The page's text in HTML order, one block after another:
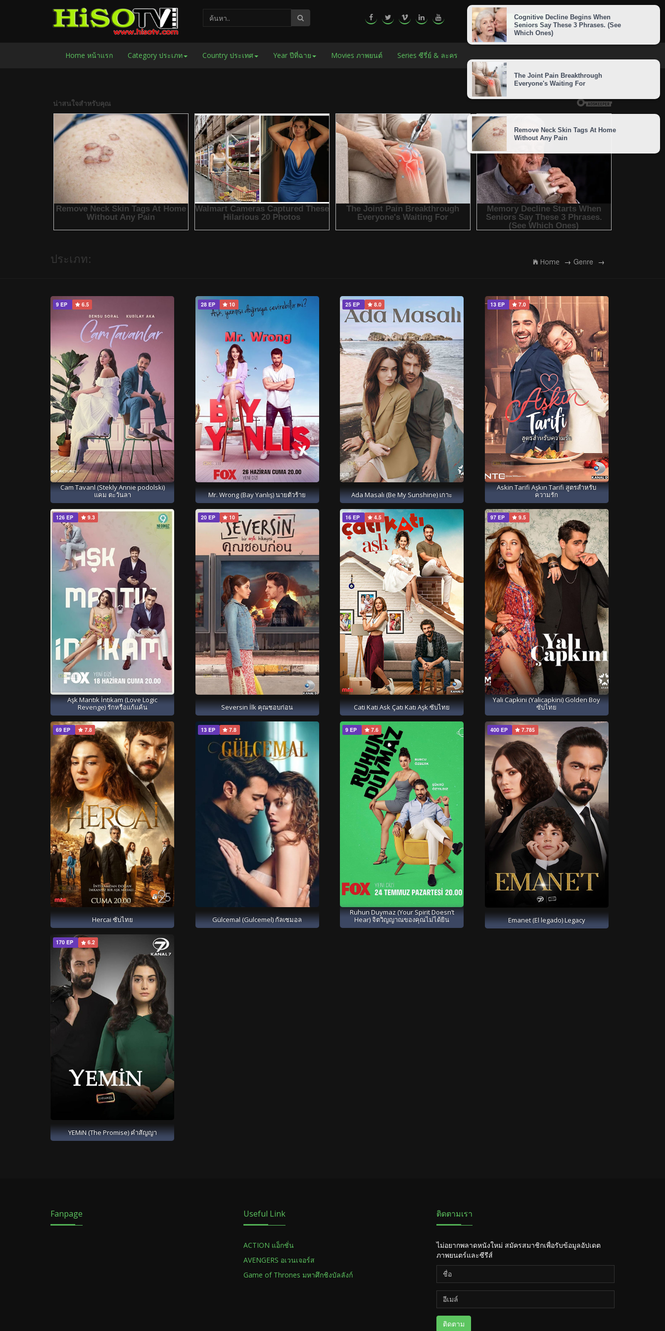
LOGIN SIGNUP
Home หน้าแรก Category ประเภท Country ประเทศ Year ปีที่ฉาย Movies ภาพยนต์ Series ซีรี่ย์ & ละคร
ประเภท: Home Genre
9 EP 6.5
Cam Tavanl (Stekly Annie podolski)
แคม ตะวันลา
28 EP 10
Mr. Wrong (Bay Yanlış) นายตัวร้าย
25 EP 8.0
Ada Masalı (Be My Sunshine) เกาะ
13 EP 7.0
Askin Tarifi Aşkın Tarifi สูตรสำหรับ
ความรัก
126 EP 9.3
Aşk Mantık İntikam (Love Logic
Revenge) รักหรือแก้แค้น
20 EP 10
Seversin İlk คุณชอบก่อน
16 EP 4.5
Cati Kati Ask Çatı Katı Aşk ซับไทย
97 EP 9.5
Yali Capkini (Yalicapkini) Golden Boy
ซับไทย
69 EP 7.8
Hercai ซับไทย
13 EP 7.8
Gülcemal (Gulcemel) กัลเซมอล
9 EP 7.6
Ruhun Duymaz (Your Spirit Doesn’t
Hear) จิตวิญญาณของคุณไม่ได้ยิน
400 EP 7.785
Emanet (El legado) Legacy
170 EP 6.2
YEMiN (The Promise) คำสัญญา
Fanpage Useful Link
ACTION แอ็กชั่น
AVENGERS อเวนเจอร์ส
Game of Thrones มหาศึกชิงบัลลังก์
ติดตามเรา
ไม่อยากพลาดหนังใหม่ สมัครสมาชิกเพื่อรับข้อมูลอัปเดต
ภาพยนตร์และซีรีส์
ติดตาม